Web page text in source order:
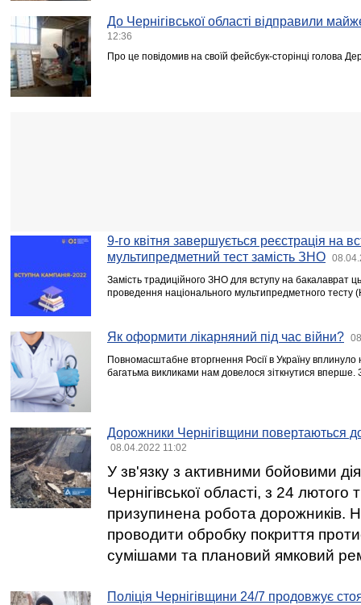
До Чернігівської області відправили
12:36
Про це повідомив на своїй фейсбук-сторінці голова
9-го квітня завершується реєстрація на
мультипредметний тест замість ЗНО
Замість традиційного ЗНО для вступу на бакалаврат
проведення національного мультипредметного тесту
Як оформити лікарняний під час війни?
Повномасштабне вторгнення Росії в Україну вплинуло
багатьма викликами нам довелося зіткнутися вперше.
Дорожники Чернігівщини повертаються
08.04.2022 11:02
У зв'язку з активними бойовими
Чернігівської області, з 24
призупинена робота дорожників.
проводити обробку покриття
сумішами та плановий ямковий
Поліція Чернігівщини 24/7 продовжує